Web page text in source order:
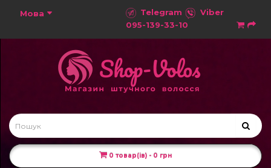
Мова Telegram
Viber
095-139-33-10
0 товар(ів) - 0 грн